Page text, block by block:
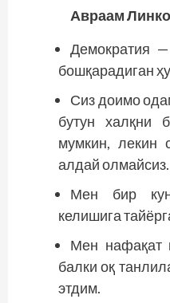
Авраам
Демократия
бошқарадиган
Сиз доимо
бутун халқни
мумкин, лекин
алдай олмайсиз.
Мен бир
келишига
Мен нафақат
балки оқ
этдим.